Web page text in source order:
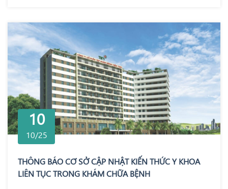
10
10/25
THÔNG BÁO CƠ SỞ CẬP NHẬT KIẾN THỨC Y KHOA
LIÊN TỤC TRONG KHÁM CHỮA BỆNH